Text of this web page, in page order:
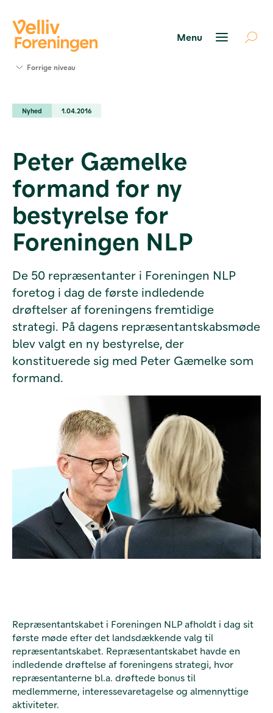
Værktøjer
Foreningen
Kontakt
os
Forrige niveau
Nyhed 1.04.2016
Peter Gæmelke
formand for ny
bestyrelse for
Foreningen NLP
De 50 repræsentanter i Foreningen NLP
foretog i dag de første indledende
drøftelser af foreningens fremtidige
strategi. På dagens repræsentantskabsmøde
blev valgt en ny bestyrelse, der
konstituerede sig med Peter Gæmelke som
formand.
Repræsentantskabet i Foreningen NLP afholdt i dag sit
første møde efter det landsdækkende valg til
repræsentantskabet. Repræsentantskabet havde en
indledende drøftelse af foreningens strategi, hvor
repræsentanterne bl.a. drøftede bonus til
medlemmerne, interessevaretagelse og almennyttige
aktiviteter.